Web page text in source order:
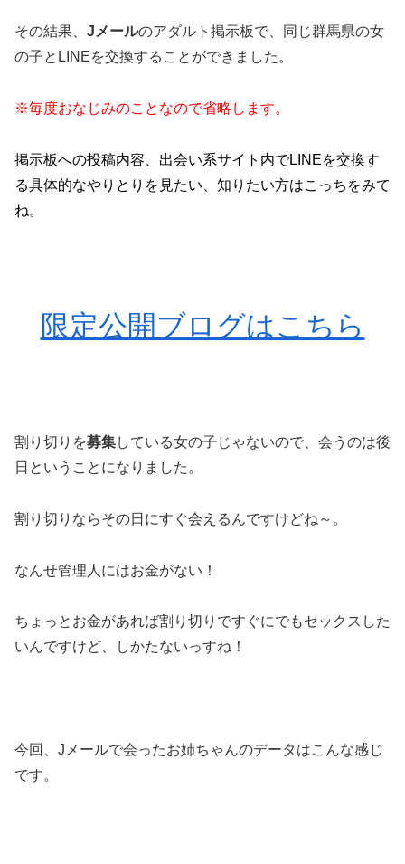
その結果、 Jメールのアダルト掲示板で、同じ群馬県の女
の子とLINEを交換することができました。
※毎度おなじみのことなので省略します。
掲示板への投稿内容、出会い系サイト内でLINEを交換す
る具体的なやりとりを見たい、知りたい方はこっちをみて
ね。
限定公開ブログはこちら
割り切りを募集している女の子じゃないので、会うのは後
日ということになりました。
割り切りならその日にすぐ会えるんですけどね～。
なんせ管理人にはお金がない！
ちょっとお金があれば割り切りですぐにでもセックスした
いんですけど、しかたないっすね！
今回、Jメールで会ったお姉ちゃんのデータはこんな感じ
です。